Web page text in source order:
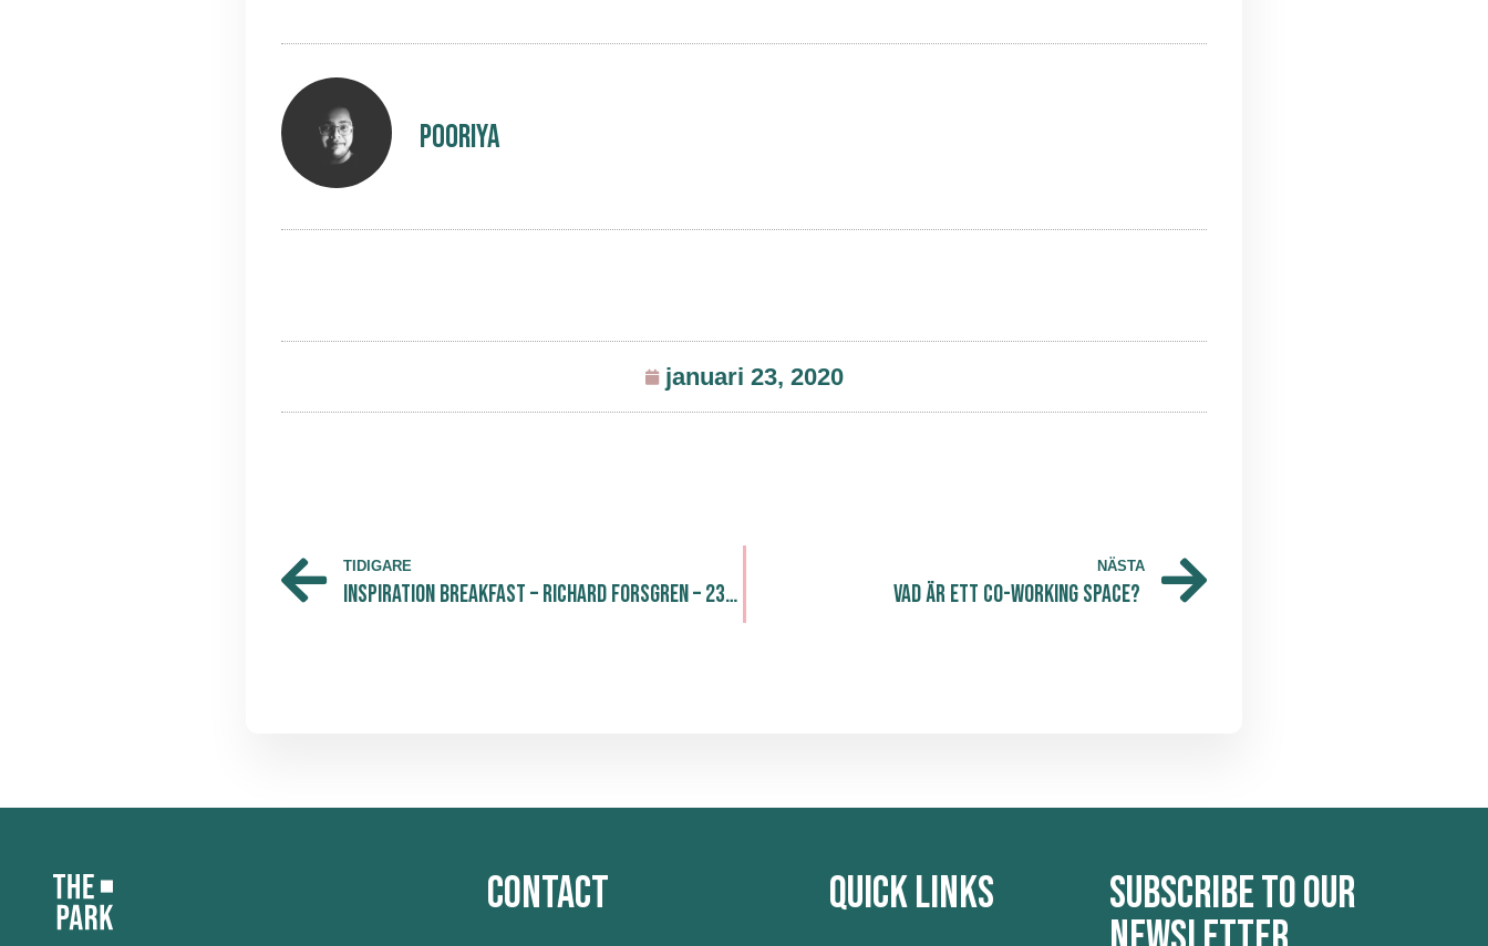
Pooriya
januari 23, 2020
TIDIGARE
Inspiration Breakfast – Richard Forsgren – 23/1
NÄSTA
Vad är ett co-working space?
Contact Quick Links
Subscribe to our